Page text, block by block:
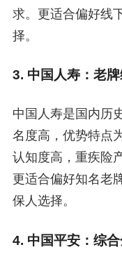
求。更适合偏好线
择。
3. 中国人寿：老
中国人寿是国内历
名度高，优势特点
认知度高，重疾险
更适合偏好知名老
保人选择。
4. 中国平安：综